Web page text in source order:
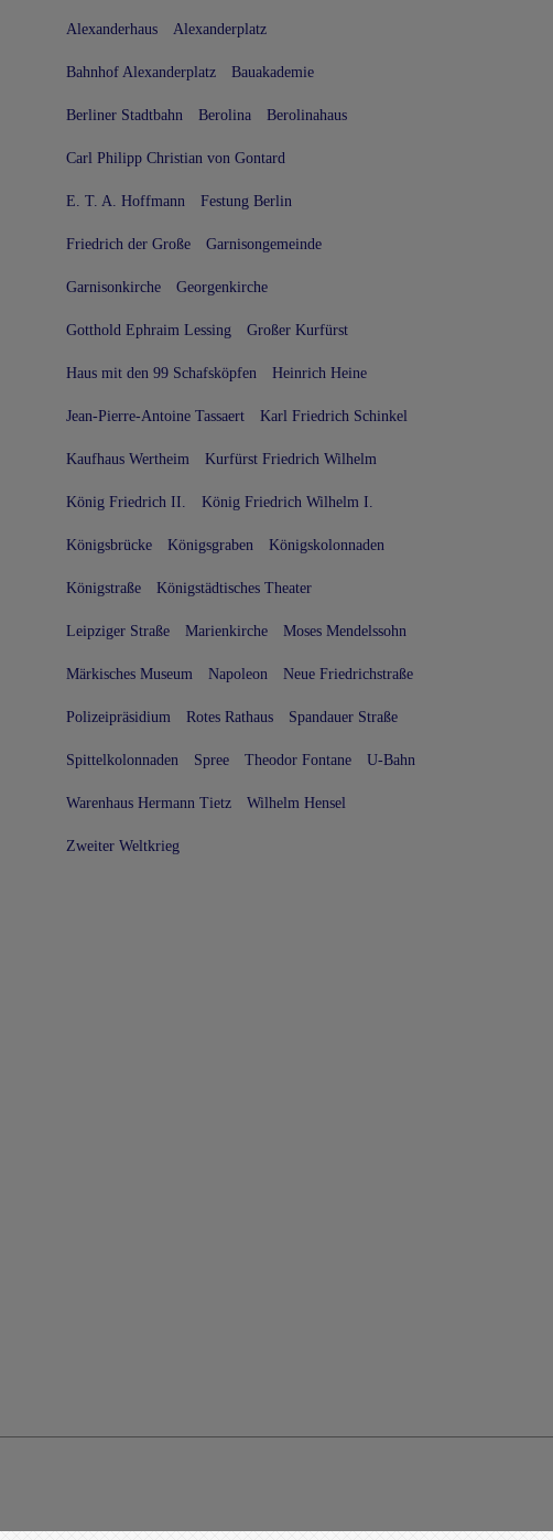
Alexanderhaus Alexanderplatz
Bahnhof Alexanderplatz Bauakademie
Berliner Stadtbahn Berolina Berolinahaus
Carl Philipp Christian von Gontard
E. T. A. Hoffmann Festung Berlin
Friedrich der Große Garnisongemeinde
Garnisonkirche Georgenkirche
Gotthold Ephraim Lessing Großer Kurfürst
Haus mit den 99 Schafsköpfen Heinrich Heine
Jean-Pierre-Antoine Tassaert Karl Friedrich Schinkel
Kaufhaus Wertheim Kurfürst Friedrich Wilhelm
König Friedrich II. König Friedrich Wilhelm I.
Königsbrücke Königsgraben Königskolonnaden
Königstraße Königstädtisches Theater
Leipziger Straße Marienkirche Moses Mendelssohn
Märkisches Museum Napoleon Neue Friedrichstraße
Polizeipräsidium Rotes Rathaus Spandauer Straße
Spittelkolonnaden Spree Theodor Fontane U-Bahn
Warenhaus Hermann Tietz Wilhelm Hensel
Zweiter Weltkrieg